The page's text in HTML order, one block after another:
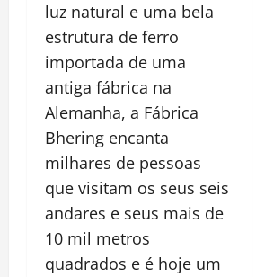
luz natural e uma bela
estrutura de ferro
importada de uma
antiga fábrica na
Alemanha, a Fábrica
Bhering encanta
milhares de pessoas
que visitam os seus seis
andares e seus mais de
10 mil metros
quadrados e é hoje um